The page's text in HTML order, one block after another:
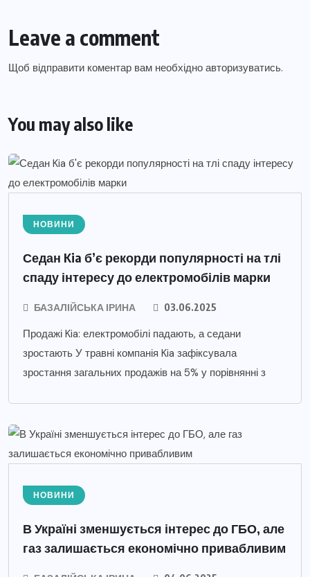
Leave a comment
Щоб відправити коментар вам необхідно авторизуватись.
You may also like
НОВИНИ
Седан Kia б’є рекорди популярності на тлі
спаду інтересу до електромобілів марки
БАЗАЛІЙСЬКА ІРИНА 03.06.2025
Продажі Kia: електромобілі падають, а седани
зростають У травні компанія Kia зафіксувала
зростання загальних продажів на 5% у порівнянні з
НОВИНИ
В Україні зменшується інтерес до ГБО, але
газ залишається економічно привабливим